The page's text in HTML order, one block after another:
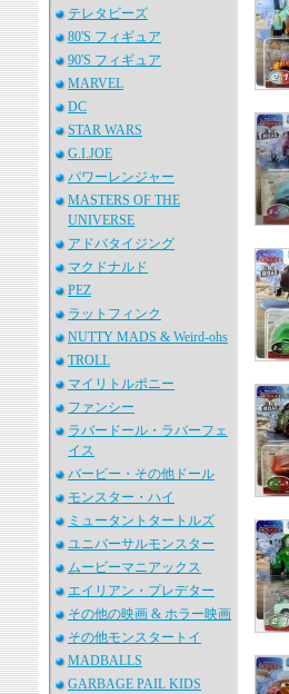
テレタビーズ
80'S フィギュア
90'S フィギュア
MARVEL
DC
STAR WARS
G.I.JOE
パワーレンジャー
MASTERS OF THE
UNIVERSE
アドバタイジング
マクドナルド
PEZ
ラットフィンク
NUTTY MADS & Weird-ohs
TROLL
マイリトルポニー
ファンシー
ラバードール・ラバーフェ
イス
バービー・その他ドール
モンスター・ハイ
ミュータントタートルズ
ユニバーサルモンスター
ムービーマニアックス
エイリアン・プレデター
その他の映画 & ホラー映画
その他モンスタートイ
MADBALLS
GARBAGE PAIL KIDS